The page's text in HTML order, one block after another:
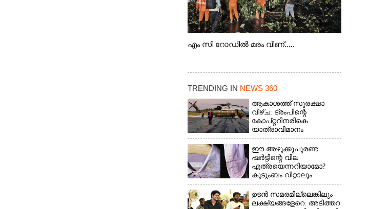
എം സി റോഡിൽ മരം വീണ്.....
TRENDING IN NEWS 360
ആകാശത്ത് സുരക്ഷാ
വീഴ്‌ച: ട്രംപിന്റെ
കോ‌പ്‌റ്ററിനരികെ
യാത്രാവിമാനം
ഈ അഴുക്കുപുരണ്ട
ഷർട്ടിന്റെ വില
എത്രയെന്നറിയാമോ?
കുടുംബം വിറ്റാലും
വാങ്ങാനാകില്ല
ഉടൻ സമരമില്ലെങ്കിലും
ലക്ഷ്യങ്ങളേറെ: അടിത്തറ